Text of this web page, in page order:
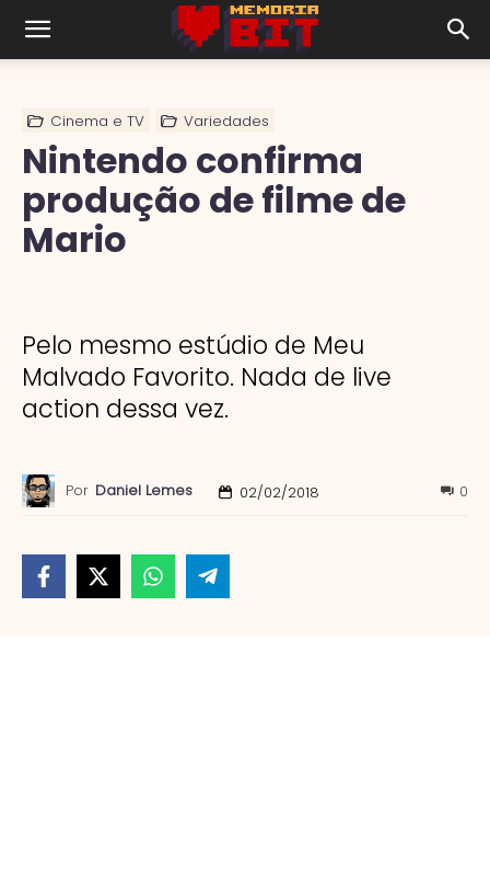
Cinema e TV Variedades
Nintendo confirma
produção de filme de
Mario
Pelo mesmo estúdio de Meu
Malvado Favorito. Nada de live
action dessa vez.
Por Daniel Lemes 02/02/2018 0